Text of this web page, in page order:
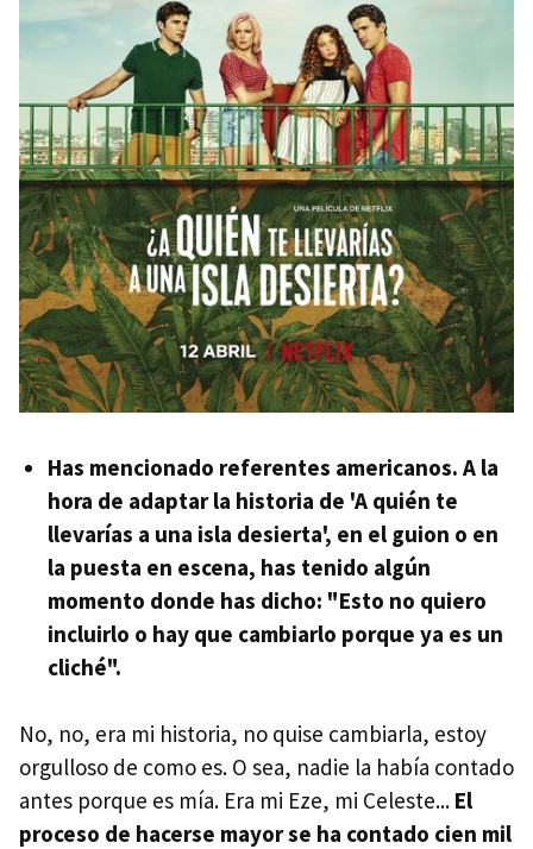
Has mencionado referentes americanos. A la
hora de adaptar la historia de 'A quién te
llevarías a una isla desierta', en el guion o en
la puesta en escena, has tenido algún
momento donde has dicho: "Esto no quiero
incluirlo o hay que cambiarlo porque ya es un
cliché".
No, no, era mi historia, no quise cambiarla, estoy
orgulloso de como es. O sea, nadie la había contado
antes porque es mía. Era mi Eze, mi Celeste... El
proceso de hacerse mayor se ha contado cien mil